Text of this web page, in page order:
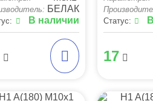
БЕЛАК
В наличии Статус:
17